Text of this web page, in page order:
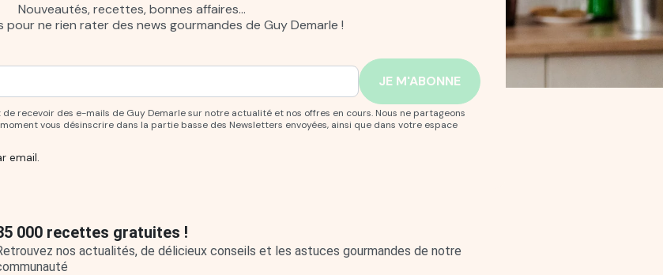
Nouveautés, recettes, bonnes affaires…
pour ne rien rater des news gourmandes de Guy Demarle !
à notre newsletter.
recevoir des e-mails de Guy Demarle sur notre actualité et nos offres en cours. Nous ne partageons
vous désinscrire dans la partie basse des Newsletters envoyées, ainsi que dans votre espace
email.
000 recettes gratuites !
nos actualités, de délicieux conseils et les astuces gourmandes de notre